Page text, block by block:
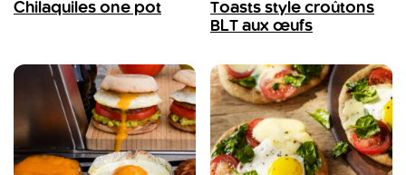
Chilaquiles one pot
Toasts style croûtons
BLT aux œufs